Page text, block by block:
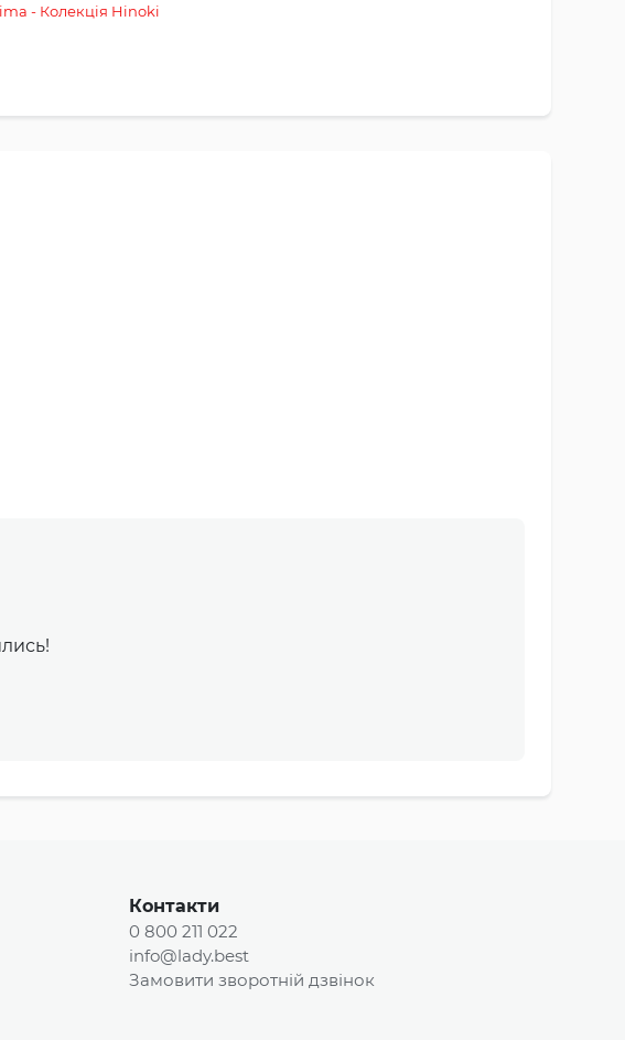
- Колекція Hinoki
Контакти
0 800 211 022
info@lady.best
Замовити зворотній дзвінок